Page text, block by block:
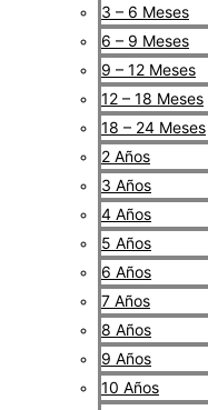
3 – 6 Meses
6 – 9 Meses
9 – 12 Meses
12 – 18 Meses
18 – 24 Meses
2 Años
3 Años
4 Años
5 Años
6 Años
7 Años
8 Años
9 Años
10 Años